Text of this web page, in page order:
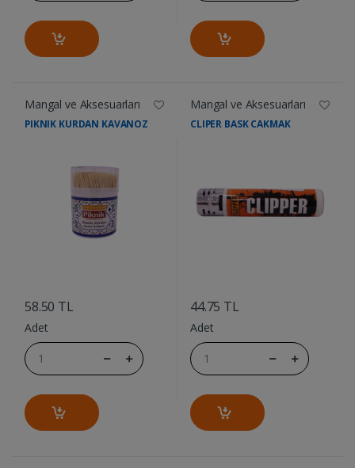
Mangal ve Aksesuarları
PIKNIK KURDAN KAVANOZ
58.50 TL
Adet
Mangal ve Aksesuarları
CLIPER BASK CAKMAK
44.75 TL
Adet